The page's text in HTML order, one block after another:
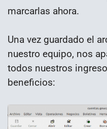
marcarlas ahora.
Una vez guardado el
nuestro equipo, nos
todos nuestros
beneficios: